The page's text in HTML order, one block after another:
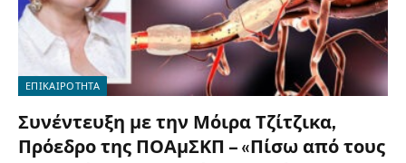
ΕΠΙΚΑΙΡΟΤΗΤΑ
Συνέντευξη με την Μόιρα Τζίτζικα,
Πρόεδρο της ΠΟΑμΣΚΠ – «Πίσω από τους